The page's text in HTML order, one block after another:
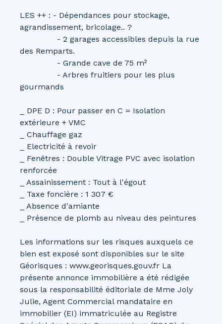
LES ++ : - Dépendances pour stockage,
agrandissement, bricolage.. ?
- 2 garages accessibles depuis la rue
des Remparts.
- Grande cave de 75 m²
- Arbres fruitiers pour les plus
gourmands
_ DPE D : Pour passer en C = Isolation
extérieure + VMC
_ Chauffage gaz
_ Electricité à revoir
_ Fenêtres : Double Vitrage PVC avec isolation
renforcée
_ Assainissement : Tout à l'égout
_ Taxe foncière : 1 307 €
_ Absence d'amiante
_ Présence de plomb au niveau des peintures
Les informations sur les risques auxquels ce
bien est exposé sont disponibles sur le site
Géorisques : www.georisques.gouv.fr La
présente annonce immobilière a été rédigée
sous la responsabilité éditoriale de Mme Joly
Julie, Agent Commercial mandataire en
immobilier (EI) immatriculée au Registre